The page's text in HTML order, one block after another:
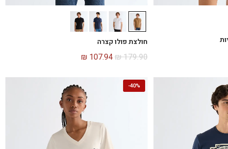
חולצת פולו קצרה
₪179.90
₪ 107.94
40%
-